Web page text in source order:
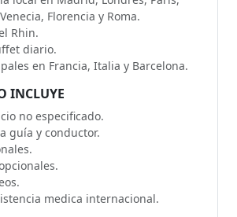
Florencia y Roma.
Rhin.
diario.
en Francia, Italia y Barcelona.
INCLUYE
no especificado.
guía y conductor.
medica internacional.